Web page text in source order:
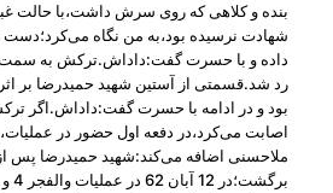
بنده و كلاهی كه روی سرش داشت،با حالت
شهادت نرسیده بود،به من نگاه
داده و با حسرت گفت:داداش.تركش به سمت
رد شد.قسمتی از آستین شهید حمیدرضا بر
بود و در ادامه با حسرت گفت:داداش.اگر
اصابت می‌كرد،در دفعه اول حضور در
ملاحسنی اضافه می‌كند:شهید حمیدرضا پس